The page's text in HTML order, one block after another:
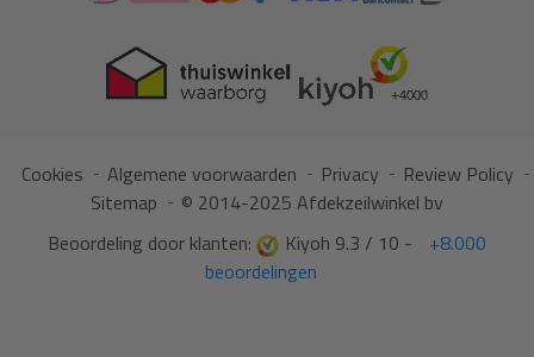
Cookies Algemene voorwaarden Privacy
Review Policy
Sitemap
© 2014-2025 Afdekzeilwinkel bv
Beoordeling door klanten:
Kiyoh 9.3 / 10 -
+8.000
beoordelingen